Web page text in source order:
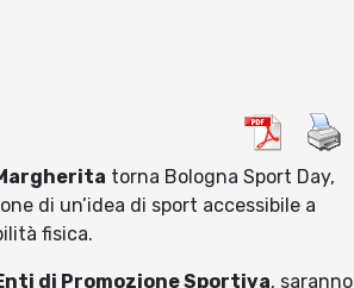
torna Bologna Sport Day,
di un’idea di sport accessibile a
fisica.
di Promozione Sportiva, saranno